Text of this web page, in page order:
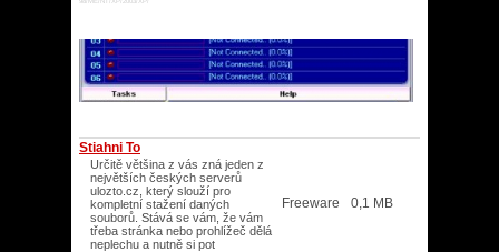
Stiahni To
Určitě většina z vás zná jeden z
největších českých serverů
ulozto.cz, který slouží pro
kompletní stažení daných
souborů. Stává se vám, že vám
třeba stránka nebo prohlížeč dělá
neplechu a nutně si pot
Freeware 0,1 MB